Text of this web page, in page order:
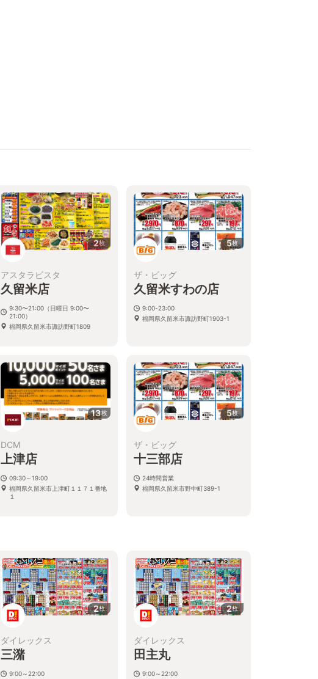
2枚
アスタラビスタ
久留米店
9:30〜21:00（日曜日 9:00〜
21:00）
福岡県久留米市諏訪野町1809
5枚
ザ・ビッグ
久留米すわの店
9:00-23:00
福岡県久留米市諏訪野町1903-1
13枚
DCM
上津店
09:30～19:00
福岡県久留米市上津町１１７１番地
１
5枚
ザ・ビッグ
十三部店
24時間営業
福岡県久留米市野中町389-1
2枚
ダイレックス
三潴
9:00～22:00
2枚
ダイレックス
田主丸
9:00～22:00